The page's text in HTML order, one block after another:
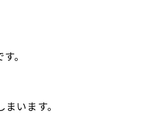
。
います。